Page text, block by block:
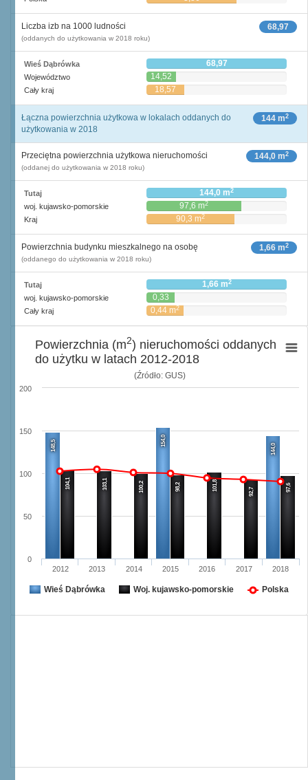
68,97
Liczba izb na 1000 ludności
(oddanych do użytkowania w 2018 roku)
Wieś Dąbrówka 68,97
Województwo 14,52
Cały kraj 18,57
144 m2
Łączna powierzchnia użytkowa w lokalach oddanych do
użytkowania w 2018
144,0 m2
Przeciętna powierzchnia użytkowa nieruchomości
(oddanej do użytkowania w 2018 roku)
Tutaj 144,0 m2
woj. kujawsko-pomorskie 97,6 m2
Kraj 90,3 m2
1,66 m2
Powierzchnia budynku mieszkalnego na osobę
(oddanego do użytkowania w 2018 roku)
Tutaj 1,66 m2
woj. kujawsko-pomorskie
0,33
m2
Cały kraj 0,44 m2
(Źródło: GUS)
148,5 154,0
144,0
104,1 103,1 100,2 98,2 101,8 92,7 97,6
2012 2013 2014 2015 2016 2017 2018
0
50
100
150
200
Powierzchnia (m2) nieruchomości oddanych
do użytku w latach 2012-2018
Wieś Dąbrówka Woj. kujawsko-pomorskie Polska